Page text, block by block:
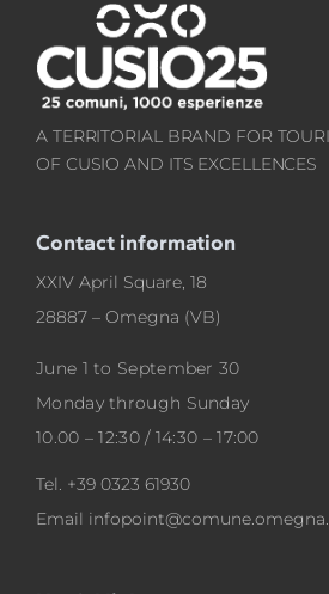
A TERRITORIAL BRAND FOR
OF CUSIO AND ITS EXCELLENCES
Contact information
XXIV April Square, 18
28887 – Omegna (VB)
June 1 to September 30
Monday through Sunday
10.00 – 12:30 / 14:30 – 17:00
Tel. +39 0323 61930
Email